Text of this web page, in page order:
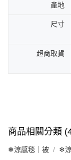
產地
尺寸
超商取貨
商品相關分類
❅涼感毯｜被 ❄